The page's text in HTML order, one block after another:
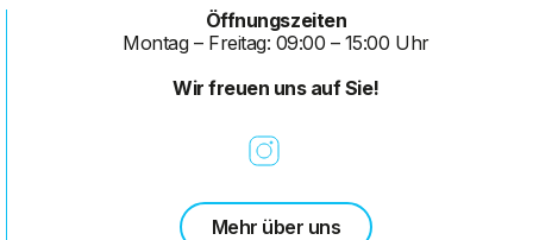
Öffnungszeiten
Montag – Freitag: 09:00 – 15:00 Uhr
Wir freuen uns auf Sie!
Mehr über uns